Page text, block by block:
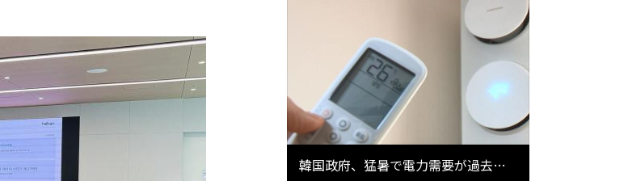
韓国政府、猛暑で電力需要が過去最